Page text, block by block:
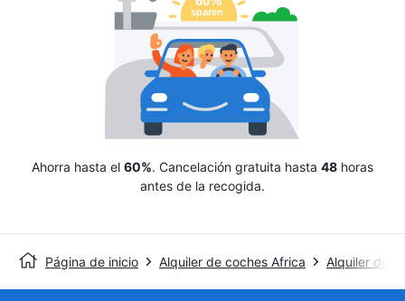
Ahorra hasta el 60%. Cancelación gratuita hasta 48 horas
antes de la recogida.
Página de inicio Alquiler de coches Africa Alquiler de